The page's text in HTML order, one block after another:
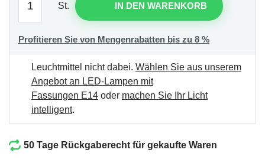
St. IN DEN WARENKORB
Profitieren Sie von Mengenrabatten bis zu 8 %
Leuchtmittel nicht dabei. Wählen Sie aus unserem
Angebot an LED-Lampen mit
Fassungen E14 oder machen Sie Ihr Licht
intelligent.
50 Tage Rückgaberecht für gekaufte Waren